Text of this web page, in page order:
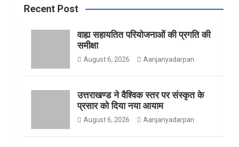
e
o
t
g
t
e
Recent Post
वाह्य सहायतित परियोजनाओं की प्रगति की
समीक्षा
August 6, 2026 Aanjanyadarpan
उत्तराखण्ड ने वैश्विक स्तर पर संस्कृत के
प्रसार को दिया नया आयाम
August 6, 2026 Aanjanyadarpan